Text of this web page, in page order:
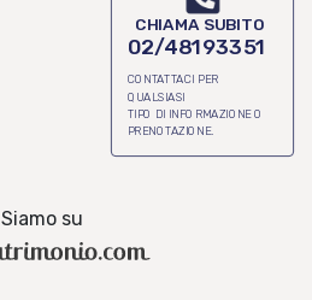
CHIAMA SUBITO
02/48193351
CONTATTACI PER
QUALSIASI
TIPO DI INFORMAZIONE O
PRENOTAZIONE.
Siamo su